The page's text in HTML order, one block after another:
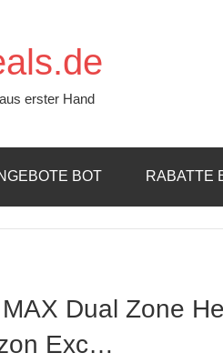
erster Hand
BOT RABATTE
Dual Zone
Exc…